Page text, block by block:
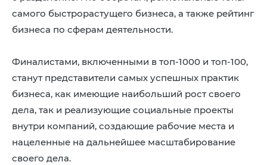
самого быстрорастущего бизнеса, а также рейтинг
бизнеса по сферам деятельности.
Финалистами, включенными в топ-1000 и топ-100,
станут представители самых успешных практик
бизнеса, как имеющие наибольший рост своего
дела, так и реализующие социальные проекты
внутри компаний, создающие рабочие места и
нацеленные на дальнейшее масштабирование
своего дела.